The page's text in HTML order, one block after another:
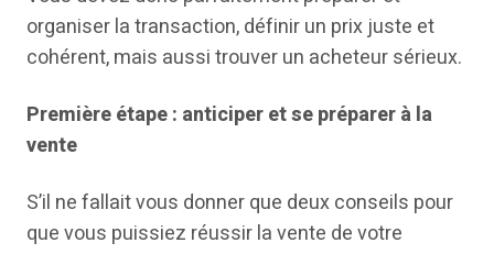
organiser la transaction, définir un prix juste et
cohérent, mais aussi trouver un acheteur sérieux.
Première étape : anticiper et se préparer à la
vente
S’il ne fallait vous donner que deux conseils pour
que vous puissiez réussir la vente de votre